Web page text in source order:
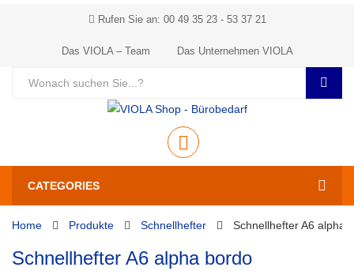
Rufen Sie an: 00 49 35 23 - 53 37 21
Das VIOLA – Team Das Unternehmen VIOLA
CATEGORIES
Home Produkte Schnellhefter Schnellhefter A6 alpha
Schnellhefter A6 alpha bordo